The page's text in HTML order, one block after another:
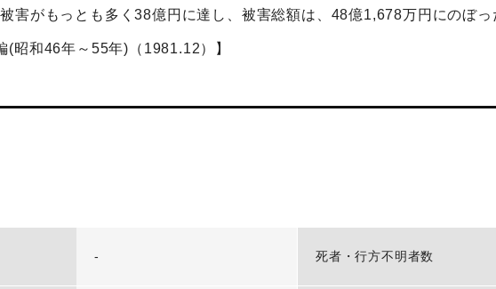
害がもっとも多く38億円に達し、被害総額は、48億1,678万円にのぼっ
(昭和46年～55年)（1981.12）】
- 死者・行方不明者数